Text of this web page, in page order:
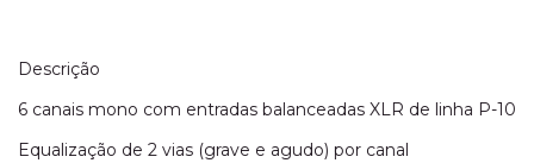
Descrição
6 canais mono com entradas balanceadas XLR de linha P-10
Equalização de 2 vias (grave e agudo) por canal